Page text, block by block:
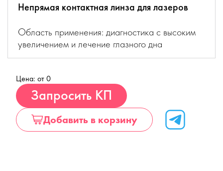
Непрямая контактная линза для лазеров
Область применения: диагностика с высоким
увеличением и лечение глазного дна
Цена: от 0
Запросить КП
Добавить в корзину